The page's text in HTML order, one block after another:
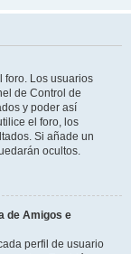
foro. Los usuarios
de Control de
y poder así
el foro, los
Si añade un
ocultos.
de Amigos e
perfil de usuario